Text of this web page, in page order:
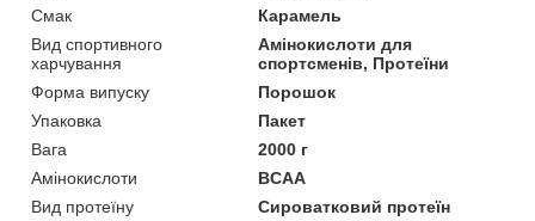
Смак
Карамель
Вид спортивного
харчування
Амінокислоти для
спортсменів, Протеїни
Форма випуску
Порошок
Упаковка
Пакет
Вага
2000 г
Амінокислоти
BCAA
Вид протеїну
Сироватковий протеїн